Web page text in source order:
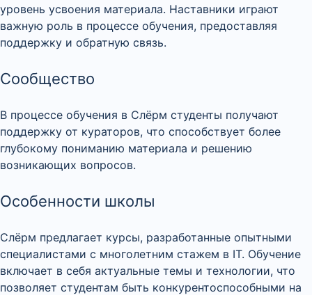
уровень усвоения материала. Наставники играют
важную роль в процессе обучения, предоставляя
поддержку и обратную связь.
Сообщество
В процессе обучения в Слёрм студенты получают
поддержку от кураторов, что способствует более
глубокому пониманию материала и решению
возникающих вопросов.
Особенности школы
Слёрм предлагает курсы, разработанные опытными
специалистами с многолетним стажем в IT. Обучение
включает в себя актуальные темы и технологии, что
позволяет студентам быть конкурентоспособными на